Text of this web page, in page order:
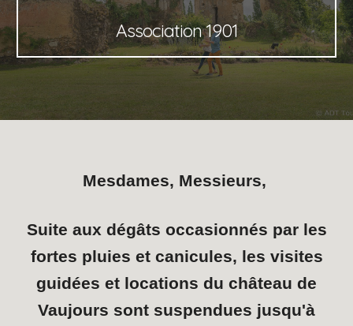
Association 1901
Mesdames, Messieurs,
Suite aux dégâts occasionnés par les
fortes pluies et canicules, les visites
guidées et locations du château de
Vaujours sont suspendues jusqu'à